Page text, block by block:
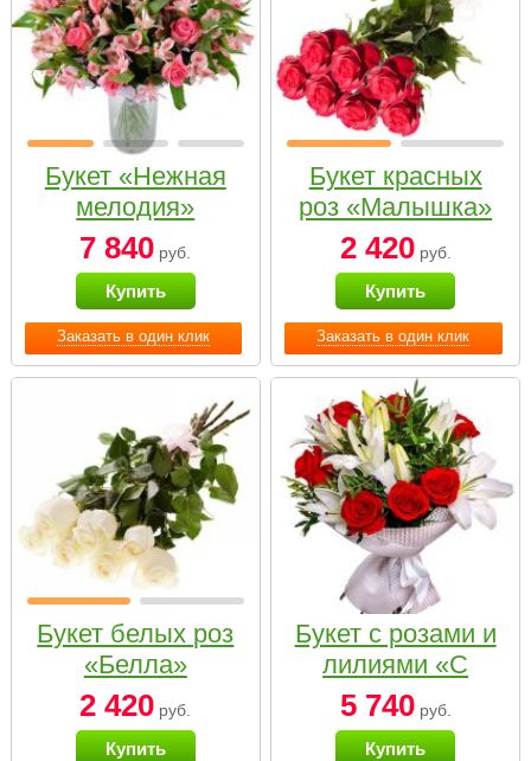
Заказать в один клик
Букет «Нежная
мелодия»
7 840 руб.
Купить
Заказать в один клик
Букет красных
роз «Малышка»
2 420руб.
Купить
Букет белых роз
«Белла»
2 420 руб.
Купить
Букет с розами и
лилиями «С
наилучшими
пожеланиями»
5 740руб.
Купить